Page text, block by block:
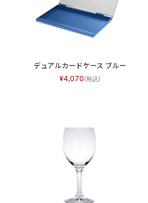
デュアルカードケース ブルー
4,070